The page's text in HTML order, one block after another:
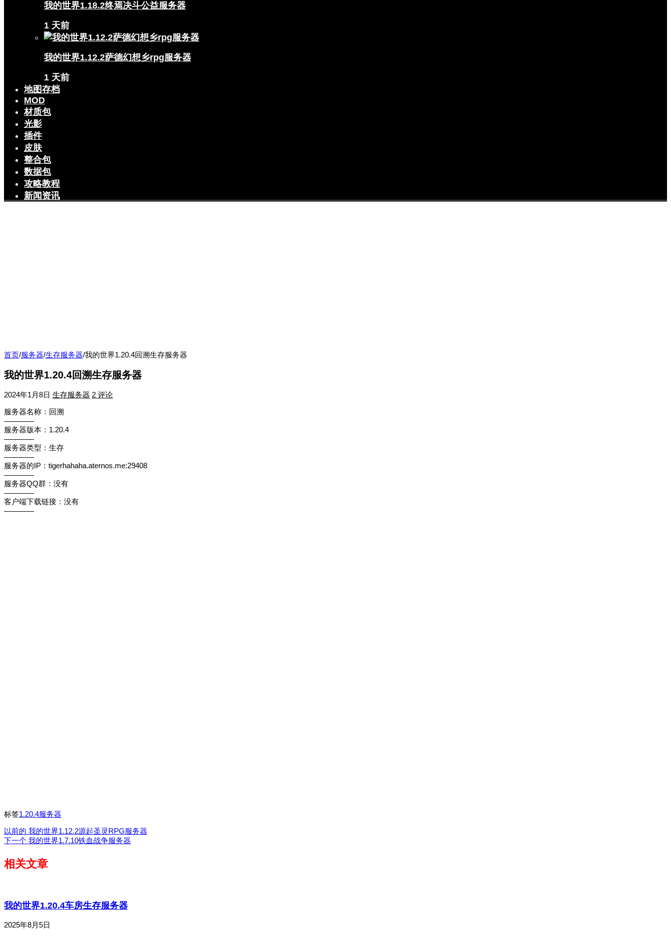
我的世界1.18.2终焉决斗公益服务器
1 天前
我的世界1.12.2萨德幻想乡rpg服务器
1 天前
地图存档
MOD
材质包
光影
插件
皮肤
整合包
数据包
攻略教程
新闻资讯
首页/服务器/生存服务器/我的世界1.20.4回溯生存服务器
我的世界1.20.4回溯生存服务器
2024年1月8日 生存服务器 2 评论
服务器名称：回溯
————
服务器版本：1.20.4
————
服务器类型：生存
————
服务器的IP：tigerhahaha.aternos.me:29408
————
服务器QQ群：没有
————
客户端下载链接：没有
————
标签1.20.4服务器
以前的 我的世界1.12.2源起圣灵RPG服务器
下一个 我的世界1.7.10铁血战争服务器
相关文章
我的世界1.20.4车房生存服务器
2025年8月5日